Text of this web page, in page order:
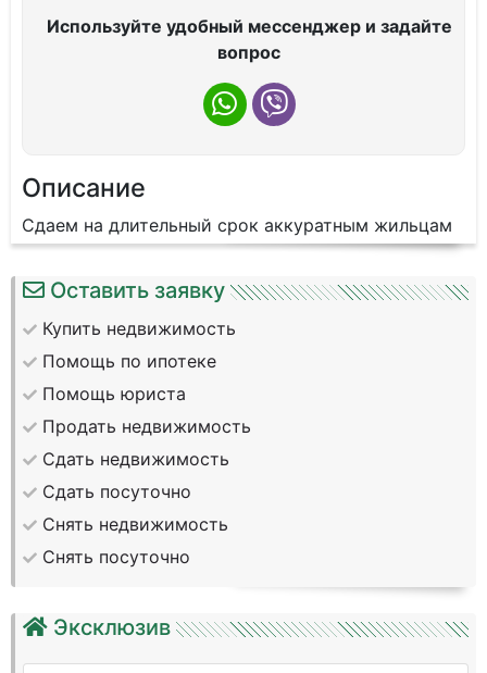
Используйте удобный мессенджер и задайте
вопрос
Описание
Сдаем на длительный срок аккуратным жильцам
Оставить заявку
Купить недвижимость
Помощь по ипотеке
Помощь юриста
Продать недвижимость
Сдать недвижимость
Сдать посуточно
Снять недвижимость
Снять посуточно
Эксклюзив